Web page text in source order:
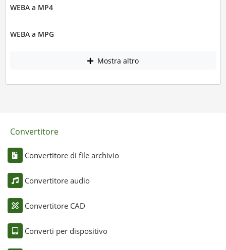
WEBA a MP4
WEBA a MPG
Mostra altro
Convertitore
Convertitore di file archivio
Convertitore audio
Convertitore CAD
Converti per dispositivo